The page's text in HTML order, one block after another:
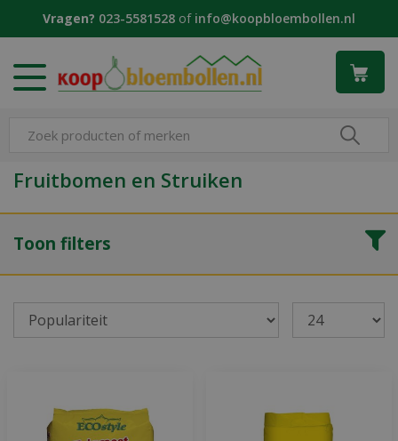
Vragen? 023-5581528 of info@koopbloembollen.nl
Fruitbomen en Struiken
Toon filters